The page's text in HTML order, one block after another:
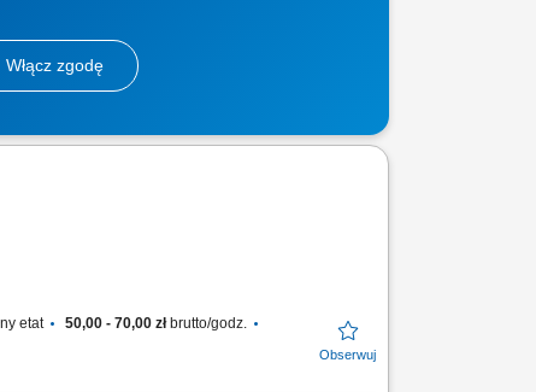
Włącz zgodę
etat 50,00 - 70,00 złbrutto/godz.